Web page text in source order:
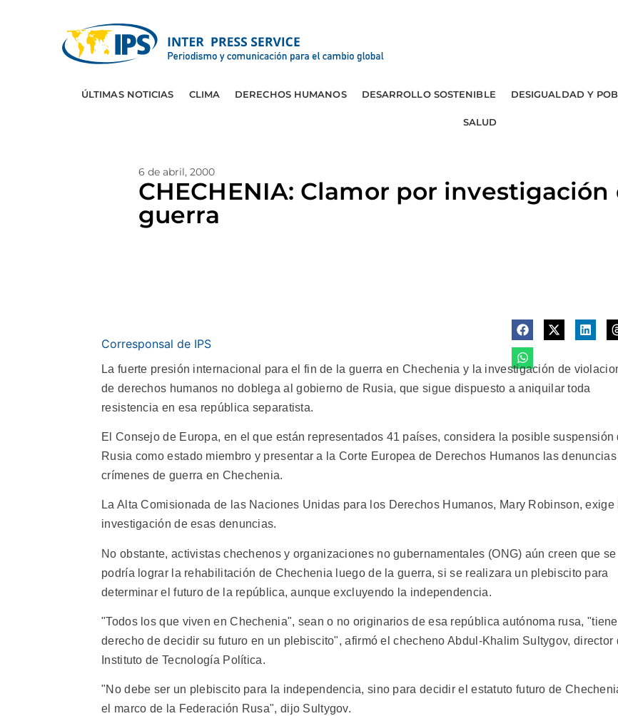
ÚLTIMAS NOTICIAS CLIMA DERECHOS HUMANOS DESARROLLO SOSTENIBLE DESIGUALDAD Y
SALUD
6 de abril, 2000
CHECHENIA: Clamor por
guerra
Corresponsal de IPS
La fuerte presión internacional para el fin de la guerra en Chechenia y la investigación de
de derechos humanos no doblega al gobierno de Rusia, que sigue dispuesto a aniquilar toda
resistencia en esa república separatista.
El Consejo de Europa, en el que están representados 41 países, considera la posible suspensión
Rusia como estado miembro y presentar a la Corte Europea de Derechos Humanos las
crímenes de guerra en Chechenia.
La Alta Comisionada de las Naciones Unidas para los Derechos Humanos, Mary Robinson, exige
investigación de esas denuncias.
No obstante, activistas chechenos y organizaciones no gubernamentales (ONG) aún creen que se
podría lograr la rehabilitación de Chechenia luego de la guerra, si se realizara un plebiscito para
determinar el futuro de la república, aunque excluyendo la independencia.
"Todos los que viven en Chechenia", sean o no originarios de esa república autónoma rusa,
derecho de decidir su futuro en un plebiscito", afirmó el checheno Abdul-Khalim Sultygov, director
Instituto de Tecnología Política.
"No debe ser un plebiscito para la independencia, sino para decidir el estatuto futuro de
el marco de la Federación Rusa", dijo Sultygov.